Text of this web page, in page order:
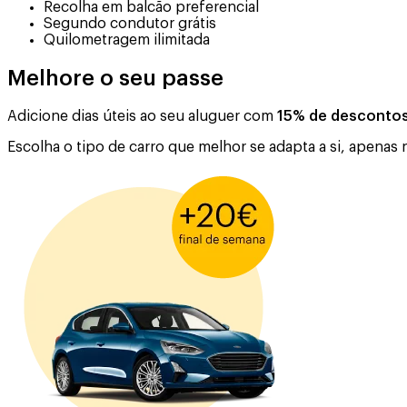
Recolha em balcão preferencial
Segundo condutor grátis
Quilometragem ilimitada
Melhore o seu passe
Adicione dias úteis ao seu aluguer com 15% de
Escolha o tipo de carro que melhor se adapta a si,